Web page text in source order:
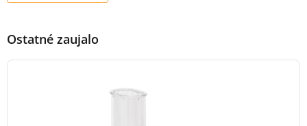
Ostatné zaujalo